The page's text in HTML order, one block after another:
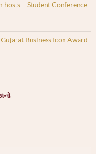
hosts – Student Conference
Business Icon Award